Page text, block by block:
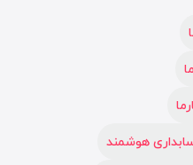
هوشمند